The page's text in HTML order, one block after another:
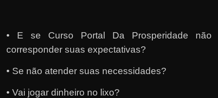
n
• E se Curso Portal Da Prosperidade não
corresponder suas expectativas?
• Se não atender suas necessidades?
• Vai jogar dinheiro no lixo?